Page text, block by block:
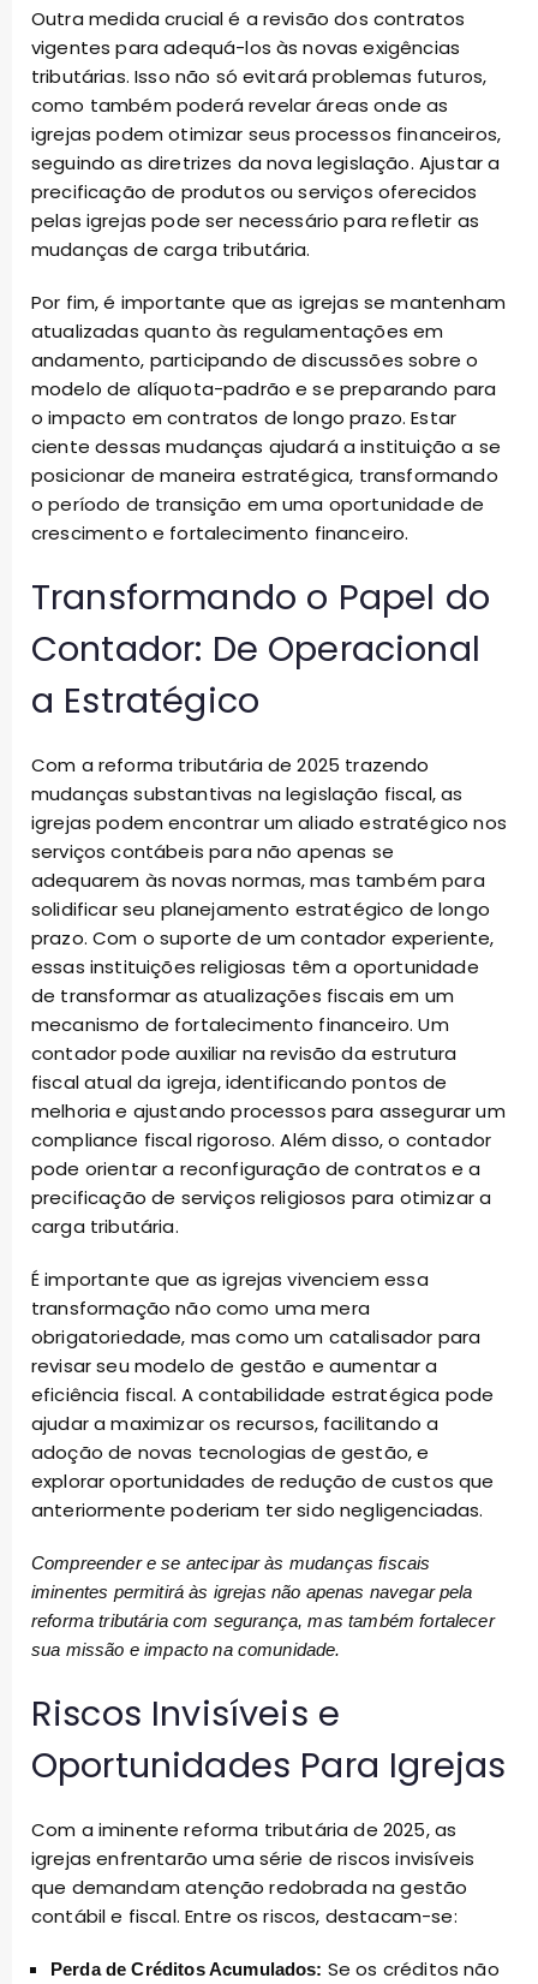
Outra medida crucial é a revisão dos contratos
vigentes para adequá-los às novas exigências
tributárias. Isso não só evitará problemas futuros,
como também poderá revelar áreas onde as
igrejas podem otimizar seus processos financeiros,
seguindo as diretrizes da nova legislação. Ajustar a
precificação de produtos ou serviços oferecidos
pelas igrejas pode ser necessário para refletir as
mudanças de carga tributária.
Por fim, é importante que as igrejas se mantenham
atualizadas quanto às regulamentações em
andamento, participando de discussões sobre o
modelo de alíquota-padrão e se preparando para
o impacto em contratos de longo prazo. Estar
ciente dessas mudanças ajudará a instituição a se
posicionar de maneira estratégica, transformando
o período de transição em uma oportunidade de
crescimento e fortalecimento financeiro.
Transformando o Papel do
Contador: De Operacional
a Estratégico
Com a reforma tributária de 2025 trazendo
mudanças substantivas na legislação fiscal, as
igrejas podem encontrar um aliado estratégico nos
serviços contábeis para não apenas se
adequarem às novas normas, mas também para
solidificar seu planejamento estratégico de longo
prazo. Com o suporte de um contador experiente,
essas instituições religiosas têm a oportunidade
de transformar as atualizações fiscais em um
mecanismo de fortalecimento financeiro. Um
contador pode auxiliar na revisão da estrutura
fiscal atual da igreja, identificando pontos de
melhoria e ajustando processos para assegurar um
compliance fiscal rigoroso. Além disso, o contador
pode orientar a reconfiguração de contratos e a
precificação de serviços religiosos para otimizar a
carga tributária.
É importante que as igrejas vivenciem essa
transformação não como uma mera
obrigatoriedade, mas como um catalisador para
revisar seu modelo de gestão e aumentar a
eficiência fiscal. A contabilidade estratégica pode
ajudar a maximizar os recursos, facilitando a
adoção de novas tecnologias de gestão, e
explorar oportunidades de redução de custos que
anteriormente poderiam ter sido negligenciadas.
Compreender e se antecipar às mudanças fiscais
iminentes permitirá às igrejas não apenas navegar pela
reforma tributária com segurança, mas também fortalecer
sua missão e impacto na comunidade.
Riscos Invisíveis e
Oportunidades Para Igrejas
Com a iminente reforma tributária de 2025, as
igrejas enfrentarão uma série de riscos invisíveis
que demandam atenção redobrada na gestão
contábil e fiscal. Entre os riscos, destacam-se:
Perda de Créditos Acumulados: Se os créditos não